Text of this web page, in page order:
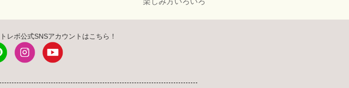
レボ公式SNSアカウントはこちら！